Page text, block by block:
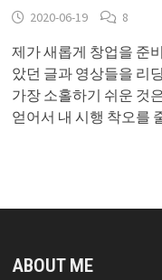
2020-06-19 8
제가 새롭게 창업을 준
았던 글과 영상들을 리
가장 소홀하기 쉬운 것
얻어서 내 시행 착오를
ABOUT ME